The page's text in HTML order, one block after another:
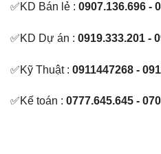
✅KD Bán lẻ : 0907.136.696 -
✅KD Dự án : 0919.333.201 -
✅Kỹ Thuật : 0911447268 -
✅Kế toán : 0777.645.645 -